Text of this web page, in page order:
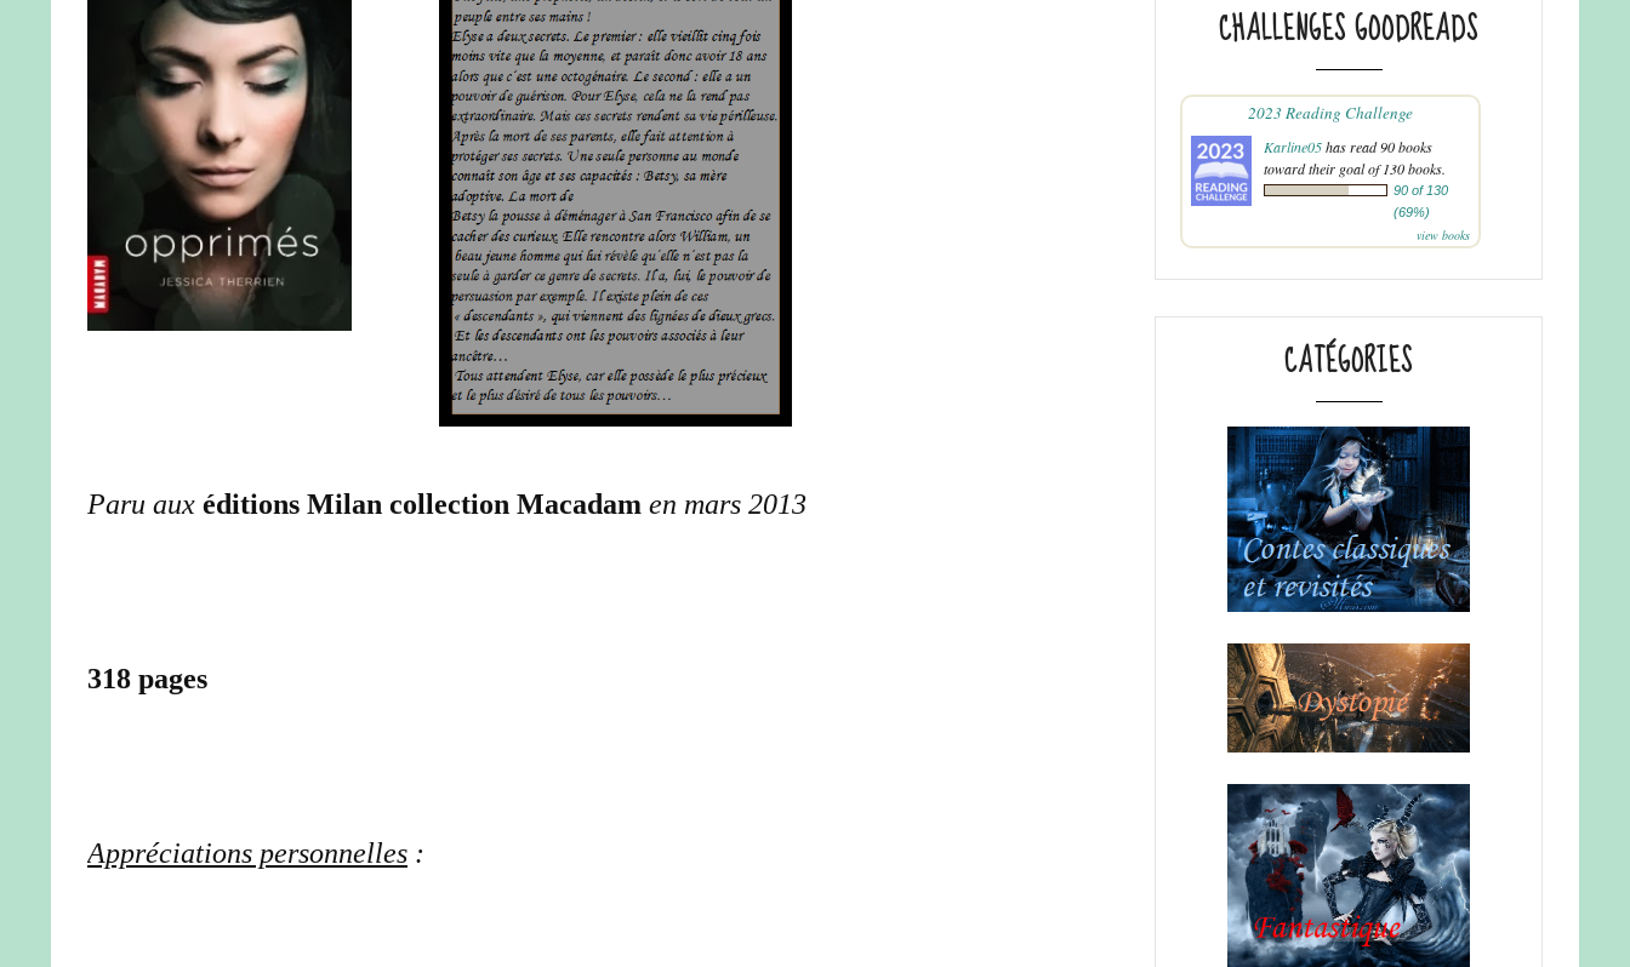
Paru aux éditions Milan collection Macadam en mars 2013
318 pages
Appréciations personnelles :
CHALLENGES GOODREADS
2023 Reading Challenge
Karline05has read 90 books
toward their goal of 130 books.
90 of 130
(69%)
view books
CATÉGORIES